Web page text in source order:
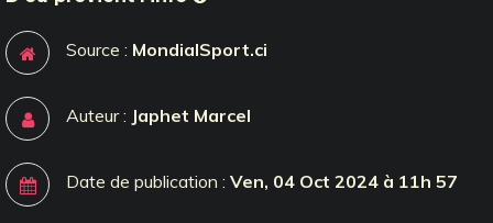
Source : MondialSport.ci
Auteur : Japhet Marcel
Date de publication : Ven, 04 Oct 2024 à 11h 57